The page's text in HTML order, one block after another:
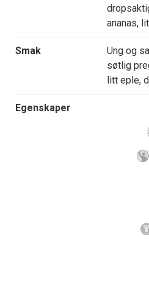
ananas,
Smak
Ung og
søtlig
litt eple,
Egenskaper